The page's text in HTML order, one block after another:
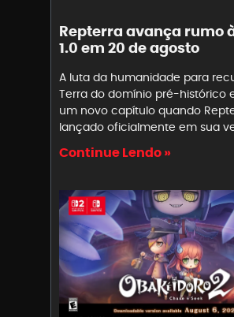
Repterra avança rumo
1.0 em 20 de agosto
A luta da humanidade para
Terra do domínio pré-histórico
um novo capítulo quando
lançado oficialmente em sua
Continue Lendo »